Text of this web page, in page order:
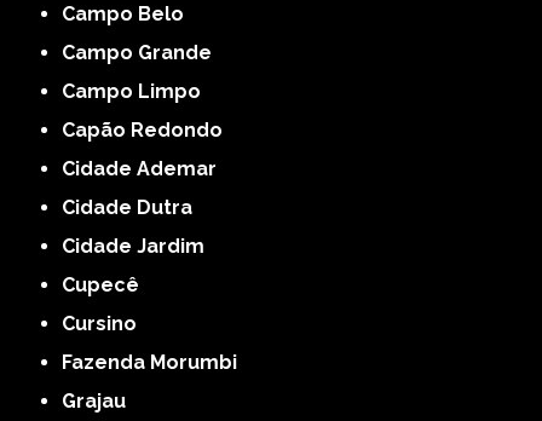
Campo Belo
Campo Grande
Campo Limpo
Capão Redondo
Cidade Ademar
Cidade Dutra
Cidade Jardim
Cupecê
Cursino
Fazenda Morumbi
Grajau